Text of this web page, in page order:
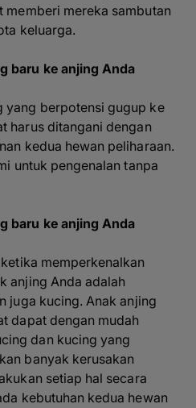
memberi mereka sambutan
keluarga.
baru ke anjing Anda
yang berpotensi gugup ke
harus ditangani dengan
kedua hewan peliharaan.
untuk pengenalan tanpa
baru ke anjing Anda
memperkenalkan
anjing Anda adalah
juga kucing. Anak anjing
dapat dengan mudah
dan kucing yang
banyak kerusakan
setiap hal secara
kebutuhan kedua hewan